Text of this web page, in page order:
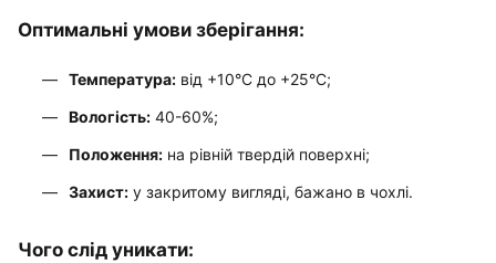
Оптимальні умови зберігання:
Температура: від +10°C до +25°C;
Вологість: 40-60%;
Положення: на рівній твердій поверхні;
Захист: у закритому вигляді, бажано в чохлі.
Чого слід уникати: